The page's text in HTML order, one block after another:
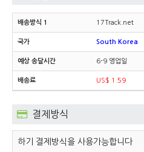
17Track.net
South Korea
6-9 영업일
US$ 1.59
결제방식
하기 결제방식을 사용가능합니다